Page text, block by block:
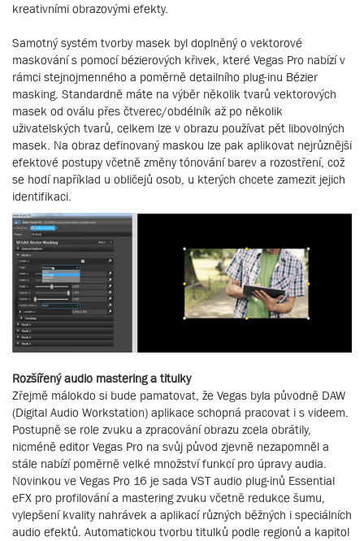
kreativními obrazovými efekty.
Samotný systém tvorby masek byl doplněný o vektorové
maskování s pomocí bézierových křivek, které Vegas Pro nabízí v
rámci stejnojmenného a poměrně detailního plug-inu Bézier
masking. Standardně máte na výběr několik tvarů vektorových
masek od oválu přes čtverec/obdélník až po několik
uživatelských tvarů, celkem lze v obrazu používat pět libovolných
masek. Na obraz definovaný maskou lze pak aplikovat nejrůznější
efektové postupy včetně změny tónování barev a rozostření, což
se hodí například u obličejů osob, u kterých chcete zamezit jejich
identifikaci.
Rozšířený audio mastering a titulky
Zřejmě málokdo si bude pamatovat, že Vegas byla původně DAW
(Digital Audio Workstation) aplikace schopná pracovat i s videem.
Postupně se role zvuku a zpracování obrazu zcela obrátily,
nicméně editor Vegas Pro na svůj původ zjevně nezapomněl a
stále nabízí poměrně velké množství funkcí pro úpravy audia.
Novinkou ve Vegas Pro 16 je sada VST audio plug-inů Essential
eFX pro profilování a mastering zvuku včetně redukce šumu,
vylepšení kvality nahrávek a aplikací různých běžných i speciálních
audio efektů. Automatickou tvorbu titulků podle regionů a kapitol